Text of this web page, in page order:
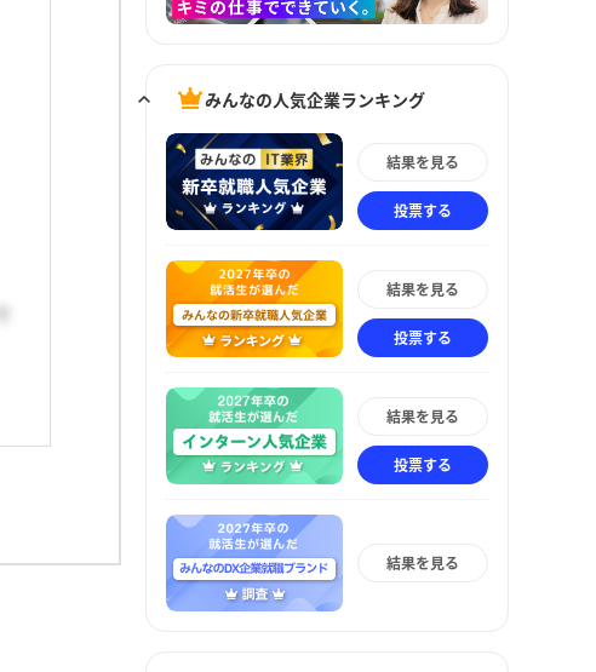
みんなの人気企業ランキング
結果を見る
投票する
結果を見る
投票する
結果を見る
投票する
結果を見る